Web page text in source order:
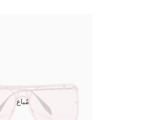
مُباع